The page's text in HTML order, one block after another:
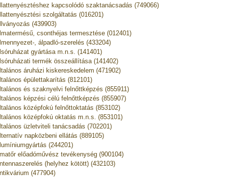
kapcsolódó szaktanácsadás (749066)
szolgáltatás (016201)
(439903)
csonthéjas termesztése (012401)
, álpadló-szerelés (433204)
gyártása m.n.s. (141401)
termék összeállítása (141402)
áruházi kiskereskedelem (471902)
épülettakarítás (812101)
és szaknyelvi felnőttképzés (855911)
képzési célú felnőttképzés (855907)
középfokú felnőttoktatás (853102)
középfokú oktatás m.n.s. (853101)
üzletviteli tanácsadás (702201)
napközbeni ellátás (889105)
(244201)
előadóművész tevékenység (900104)
(helyhez kötött) (432103)
(477904)